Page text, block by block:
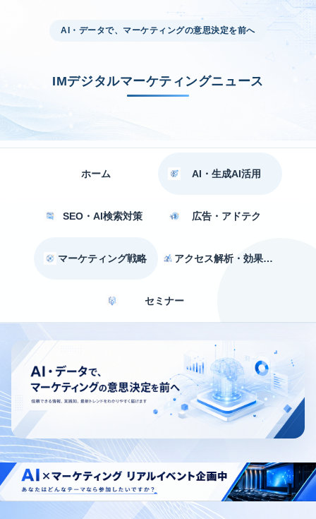
AI・データで、マーケティングの意思決定を前へ
IMデジタルマーケティングニュース
ホーム AI・生成AI活用
SEO・AI検索対策 広告・アドテク
マーケティング戦略 アクセス解析・効果測定
セミナー